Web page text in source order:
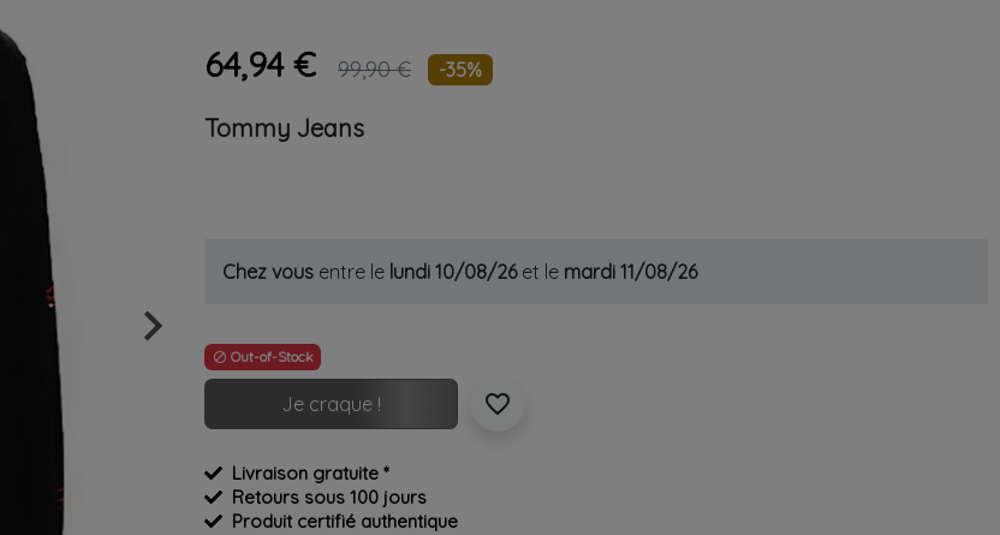
Suivant
keyboard_arrow_right
64,94 € 99,90 € -35%
Tommy Jeans
Chez vous entre le lundi 10/08/26et le mardi 11/08/26
 Out-of-Stock
Je craque ! favorite_border
Livraison gratuite *
Retours sous 100 jours
Produit certifié authentique